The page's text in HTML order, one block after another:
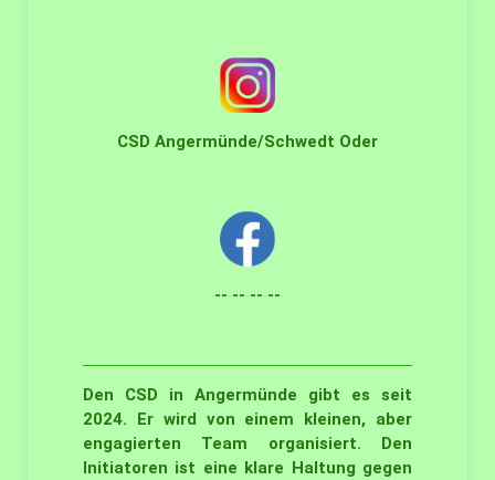
CSD Angermünde/Schwedt Oder
-- -- -- --
Den CSD in Angermünde gibt es seit
2024. Er wird von einem kleinen, aber
engagierten Team organisiert. Den
Initiatoren ist eine klare Haltung gegen